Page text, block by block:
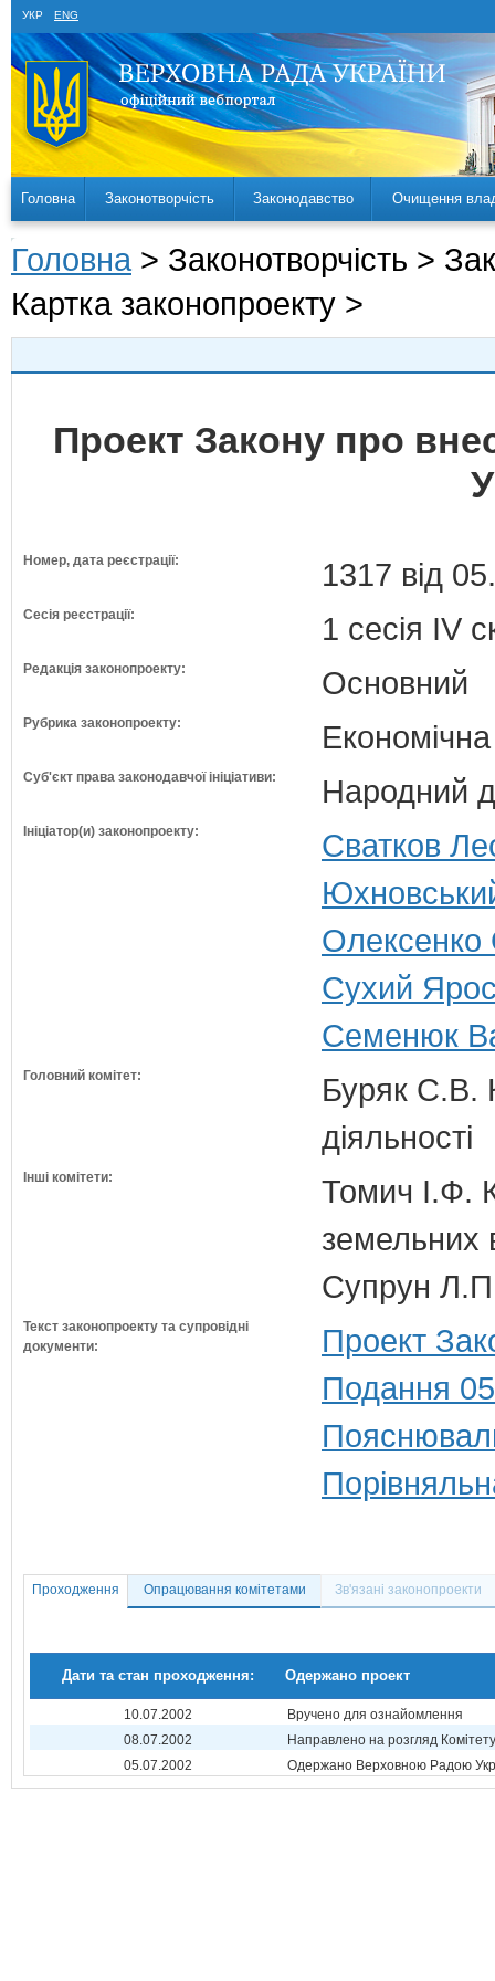
УКР ENG
Головна Законотворчість Законодавство Очищення
Головна > Законотворчість >
Картка законопроекту >
Проект Закону про
Номер, дата реєстрації: 1317 від
Сесія реєстрації: 1 сесія IV
Редакція законопроекту: Основний
Рубрика законопроекту:
Суб'єкт права законодавчої ініціативи: Народний
Ініціатор(и) законопроекту:
Сватков
Олексенко
Сухий
Семенюк
Головний комітет:
Буряк С.В.
діяльності
Інші комітети:
Томич І.Ф.
земельних
Супрун
Текст законопроекту та супровідні
документи:
Проект
Подання
Проходження Опрацювання комітетами Зв'язані законопроекти
Дати та стан проходження: Одержано проект
10.07.2002
Вручено для ознайомлення
08.07.2002
Направлено на розгляд Комітету
05.07.2002
Одержано Верховною Радою